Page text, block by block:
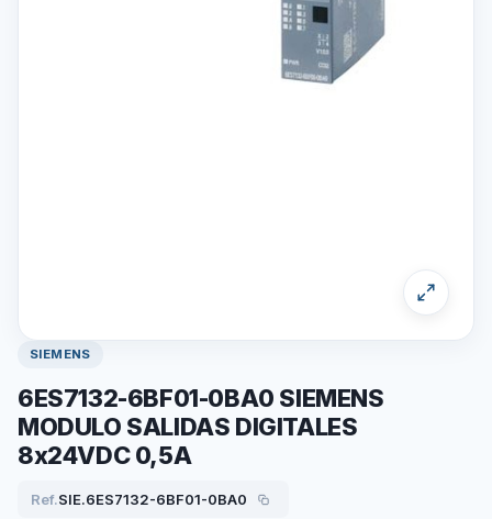
SIEMENS
6ES7132-6BF01-0BA0 SIEMENS
MODULO SALIDAS DIGITALES
8x24VDC 0,5A
Ref.SIE.6ES7132-6BF01-0BA0